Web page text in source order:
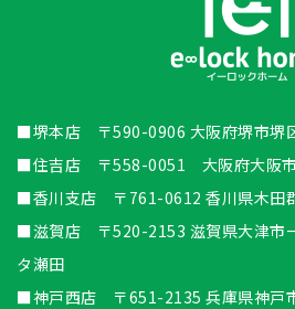
■堺本店 〒590-0906 大阪府堺市堺
■住吉店 〒558-0051 大阪府大阪
■香川支店 〒761-0612 香川県木田
■滋賀店 〒520-2153 滋賀県大津市
タ瀬田
■神戸西店 〒651-2135 兵庫県神戸